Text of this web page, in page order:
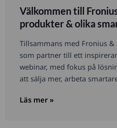
Välkommen till
produkter & olika
Tillsammans med Fronius
som partner till ett
webinar, med fokus på
att sälja mer, arbeta
Läs mer »